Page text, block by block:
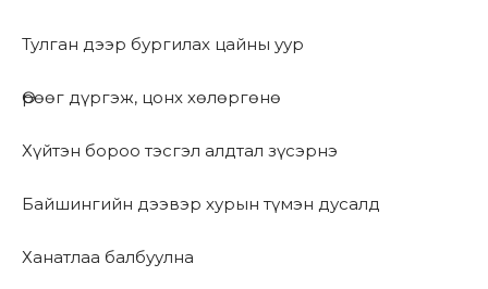
Тулган дээр бургилах цайны уур
Өрөөг дүргэж, цонх хөлөргөнө
Хүйтэн бороо тэсгэл алдтал зүсэрнэ
Байшингийн дээвэр хурын түмэн дусалд
Ханатлаа балбуулна